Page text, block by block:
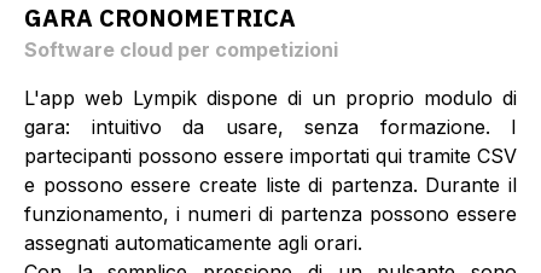
GARA CRONOMETRICA
Software cloud per competizioni
L'app web Lympik dispone di un proprio modulo di
gara: intuitivo da usare, senza formazione. I
partecipanti possono essere importati qui tramite CSV
e possono essere create liste di partenza. Durante il
funzionamento, i numeri di partenza possono essere
assegnati automaticamente agli orari.